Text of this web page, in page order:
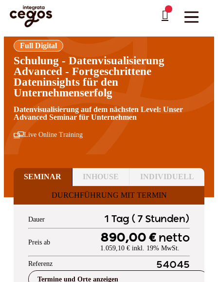
Skip to main content
Sie sind hier:Startseite
Professionelle Weiterbildung & Schulungen in Deutschland
>Business Intelligence
Full Digital
Schulung - Datenvisualisierung
Advanced - Fortgeschrittene
Dateninsights für den
Unternehmenserfolg
Datenvisualisierung auf dem nächsten Level: Unser
Advanced Seminar für Unternehmen
Live Online Training
SEMINAR INHOUSE INDIVIDUELL
DURCHFÜHRUNG MIT TERMIN
Dauer 1 Tag ( 7 Stunden)
Preis ab 890,00 € netto
1.059,10 € inkl. 19% MwSt.
Referenz 54045
Termine und Orte anzeigen